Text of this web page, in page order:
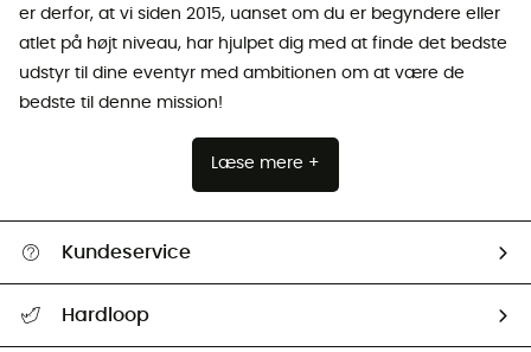
er derfor, at vi siden 2015, uanset om du er begyndere eller
atlet på højt niveau, har hjulpet dig med at finde det bedste
udstyr til dine eventyr med ambitionen om at være de
bedste til denne mission!
Læse mere +
Kundeservice
Hardloop